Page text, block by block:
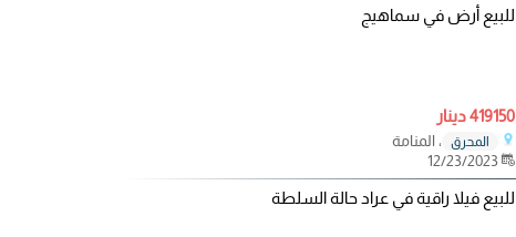
للبيع أرض في سماهيج
419150 دينار
المحرق
، المنامة
12/23/2023
للبيع فيلا راقية في عراد حالة السلطة